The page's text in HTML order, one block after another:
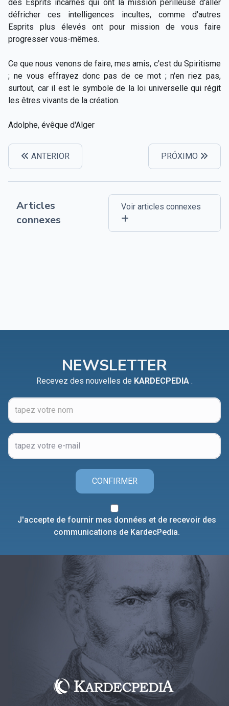
des Esprits incarnés qui ont la mission périlleuse d'aller
défricher ces intelligences incultes, comme d'autres
Esprits plus élevés ont pour mission de vous faire
progresser vous-mêmes.
Ce que nous venons de faire, mes amis, c'est du Spiritisme
; ne vous effrayez donc pas de ce mot ; n'en riez pas,
surtout, car il est le symbole de la loi universelle qui régit
les êtres vivants de la création.
Adolphe, évêque d'Alger
ANTERIOR PRÓXIMO
Articles
connexes
Voir articles connexes
NEWSLETTER
Recevez des nouvelles de KARDECPEDIA .
CONFIRMER
J'accepte de fournir mes données et de recevoir des
communications de KardecPedia.